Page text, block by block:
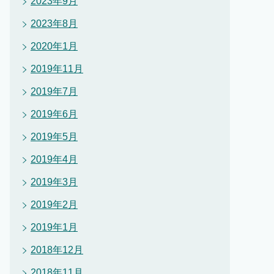
2023年8月
2020年1月
2019年11月
2019年7月
2019年6月
2019年5月
2019年4月
2019年3月
2019年2月
2019年1月
2018年12月